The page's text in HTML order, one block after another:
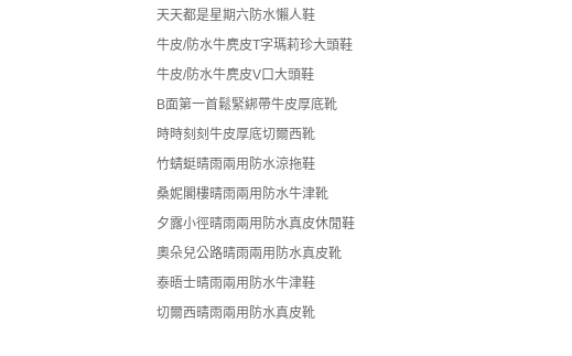
天天都是星期六防水懶人鞋
牛皮/防水牛麂皮T字瑪莉珍大頭鞋
牛皮/防水牛麂皮V口大頭鞋
B面第一首鬆緊綁帶牛皮厚底靴
時時刻刻牛皮厚底切爾西靴
竹蜻蜓晴雨兩用防水涼拖鞋
桑妮閣樓晴雨兩用防水牛津靴
夕露小徑晴雨兩用防水真皮休閒鞋
奧朵兒公路晴雨兩用防水真皮靴
泰晤士晴雨兩用防水牛津鞋
切爾西晴雨兩用防水真皮靴